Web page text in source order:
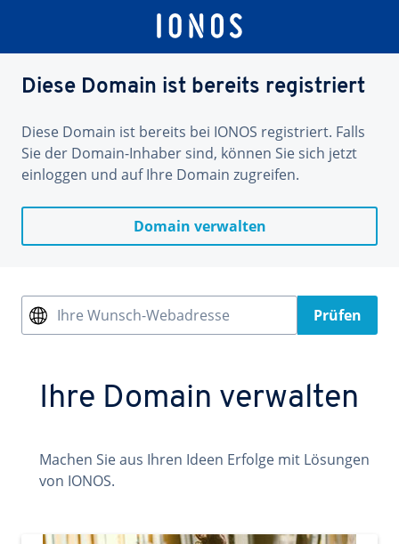
Diese Domain ist bereits registriert
Diese Domain ist bereits bei IONOS registriert. Falls
Sie der Domain-Inhaber sind, können Sie sich jetzt
einloggen und auf Ihre Domain zugreifen.
Domain verwalten
Ihre Wunsch-Webadresse Prüfen
Ihre Domain verwalten
Machen Sie aus Ihren Ideen Erfolge mit Lösungen
von IONOS.